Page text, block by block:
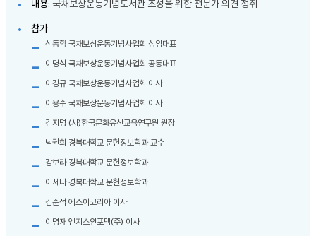
내용: 국채보상운동기념도서관 조성을 위한 전문가 의견 청취
참가
신동학 국채보상운동기념사업회 상임대표
이명식 국채보상운동기념사업회 공동대표
이경규 국채보상운동기념사업회 이사
이용수 국채보상운동기념사업회 이사
김지명 (사)한국문화유산교육연구원 원장
남권희 경북대학교 문헌정보학과 교수
강보라 경북대학교 문헌정보학과
이세나 경북대학교 문헌정보학과
김순석 에스이코리아 이사
이명재 엔지스인포텍(주) 이사